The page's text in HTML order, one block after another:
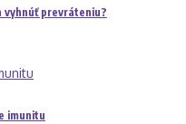
vyhnúť prevráteniu?
imunitu